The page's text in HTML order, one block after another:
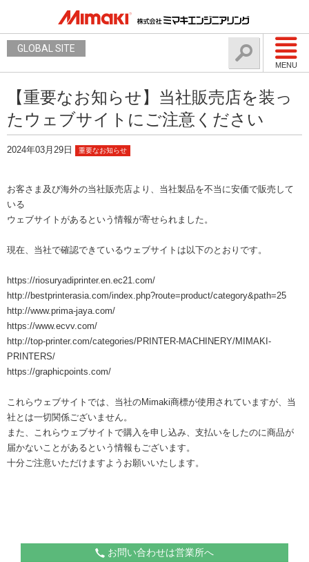
MENU
GLOBAL SITE
【重要なお知らせ】当社販売店を装っ
たウェブサイトにご注意ください
2024年03月29日 重要なお知らせ
お客さま及び海外の当社販売店より、当社製品を不当に安価で販売して
いる
ウェブサイトがあるという情報が寄せられました。
現在、当社で確認できているウェブサイトは以下のとおりです。
https://riosuryadiprinter.en.ec21.com/
http://bestprinterasia.com/index.php?route=product/category&path=25
http://www.prima-jaya.com/
https://www.ecvv.com/
http://top-printer.com/categories/PRINTER-MACHINERY/MIMAKI-
PRINTERS/
https://graphicpoints.com/
これらウェブサイトでは、当社のMimaki商標が使用されていますが、当
社とは一切関係ございません。
また、これらウェブサイトで購入を申し込み、支払いをしたのに商品が
届かないことがあるという情報もございます。
十分ご注意いただけますようお願いいたします。
お問い合わせは営業所へ